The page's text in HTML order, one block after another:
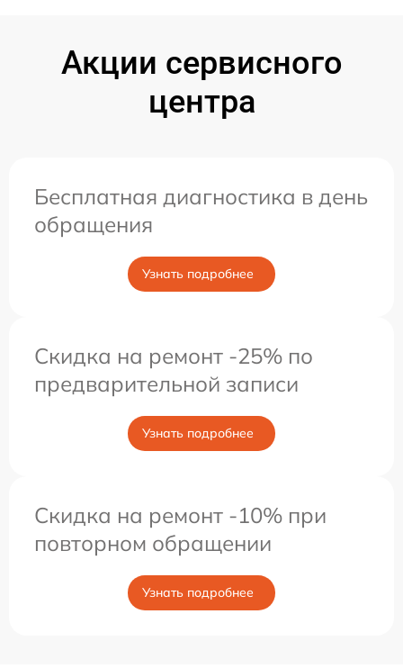
Акции сервисного
центра
Бесплатная диагностика в день
обращения
Узнать подробнее
Скидка на ремонт -25% по
предварительной записи
Узнать подробнее
Скидка на ремонт -10% при
повторном обращении
Узнать подробнее